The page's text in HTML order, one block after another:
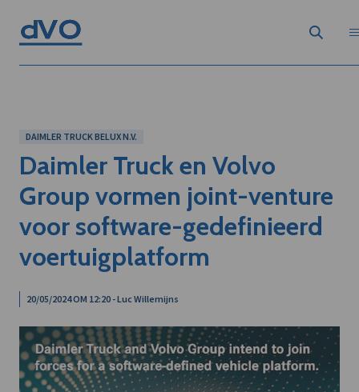
DAIMLER TRUCK BELUX N.V.
Daimler Truck en Volvo
Group vormen joint-venture
voor software-gedefinieerd
voertuigplatform
20/05/2024 OM 12:20 - Luc Willemijns